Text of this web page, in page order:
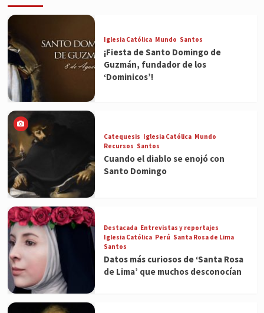
Iglesia Católica Mundo Santos
¡Fiesta de Santo Domingo de
Guzmán, fundador de los
‘Dominicos’!
Catequesis Iglesia Católica Mundo
Recursos Santos
Cuando el diablo se enojó con
Santo Domingo
Destacada Entrevistas y reportajes
Iglesia Católica Perú Santa Rosa de Lima
Santos
Datos más curiosos de ‘Santa Rosa
de Lima’ que muchos desconocían